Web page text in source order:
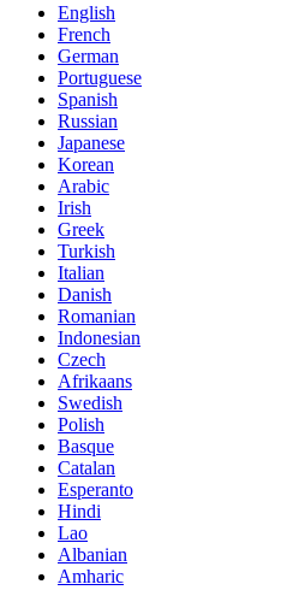
English
French
German
Portuguese
Spanish
Russian
Japanese
Korean
Arabic
Irish
Greek
Turkish
Italian
Danish
Romanian
Indonesian
Czech
Afrikaans
Swedish
Polish
Basque
Catalan
Esperanto
Hindi
Lao
Albanian
Amharic